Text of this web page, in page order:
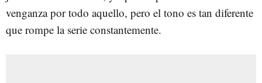
venganza por todo aquello, pero el tono es tan diferente
que rompe la serie constantemente.